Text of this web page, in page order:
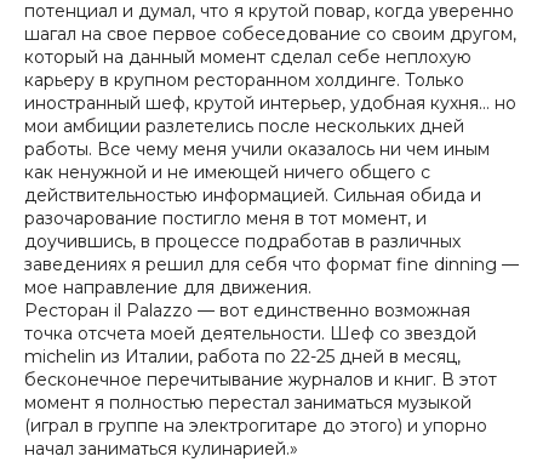
потенциал и думал, что я крутой повар, когда уверенно
шагал на свое первое собеседование со своим другом,
который на данный момент сделал себе неплохую
карьеру в крупном ресторанном холдинге. Только
иностранный шеф, крутой интерьер, удобная кухня… но
мои амбиции разлетелись после нескольких дней
работы. Все чему меня учили оказалось ни чем иным
как ненужной и не имеющей ничего общего с
действительностью информацией. Сильная обида и
разочарование постигло меня в тот момент, и
доучившись, в процессе подработав в различных
заведениях я решил для себя что формат fine dinning —
мое направление для движения.
Ресторан il Palazzo — вот единственно возможная
точка отсчета моей деятельности. Шеф со звездой
michelin из Италии, работа по 22-25 дней в месяц,
бесконечное перечитывание журналов и книг. В этот
момент я полностью перестал заниматься музыкой
(играл в группе на электрогитаре до этого) и упорно
начал заниматься кулинарией.»